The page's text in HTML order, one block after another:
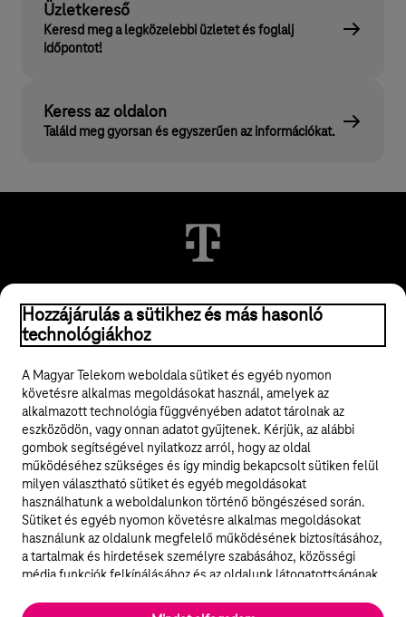
Üzletkereső
Keresd meg a legközelebbi üzletet és foglalj
időpontot!
Keress az oldalon
Találd meg gyorsan és egyszerűen az információkat.
© 2026 Magyar Telekom Nyrt.
ÁSZF
Adatvédelem
Felhívások
Hírlevél
Közösségi média
Hozzájárulás a sütikhez és más hasonló
technológiákhoz
A Magyar Telekom weboldala sütiket és egyéb nyomon
követésre alkalmas megoldásokat használ, amelyek az
alkalmazott technológia függvényében adatot tárolnak az
eszközödön, vagy onnan adatot gyűjtenek. Kérjük, az alábbi
gombok segítségével nyilatkozz arról, hogy az oldal
működéséhez szükséges és így mindig bekapcsolt sütiken felül
milyen választható sütiket és egyéb megoldásokat
használhatunk a weboldalunkon történő böngészésed során.
Sütiket és egyéb nyomon követésre alkalmas megoldásokat
használunk az oldalunk megfelelő működésének biztosításához,
a tartalmak és hirdetések személyre szabásához, közösségi
média funkciók felkínálásához és az oldalunk látogatottságának
elengedhetetlenek a weboldal működéséhez és nem lehet